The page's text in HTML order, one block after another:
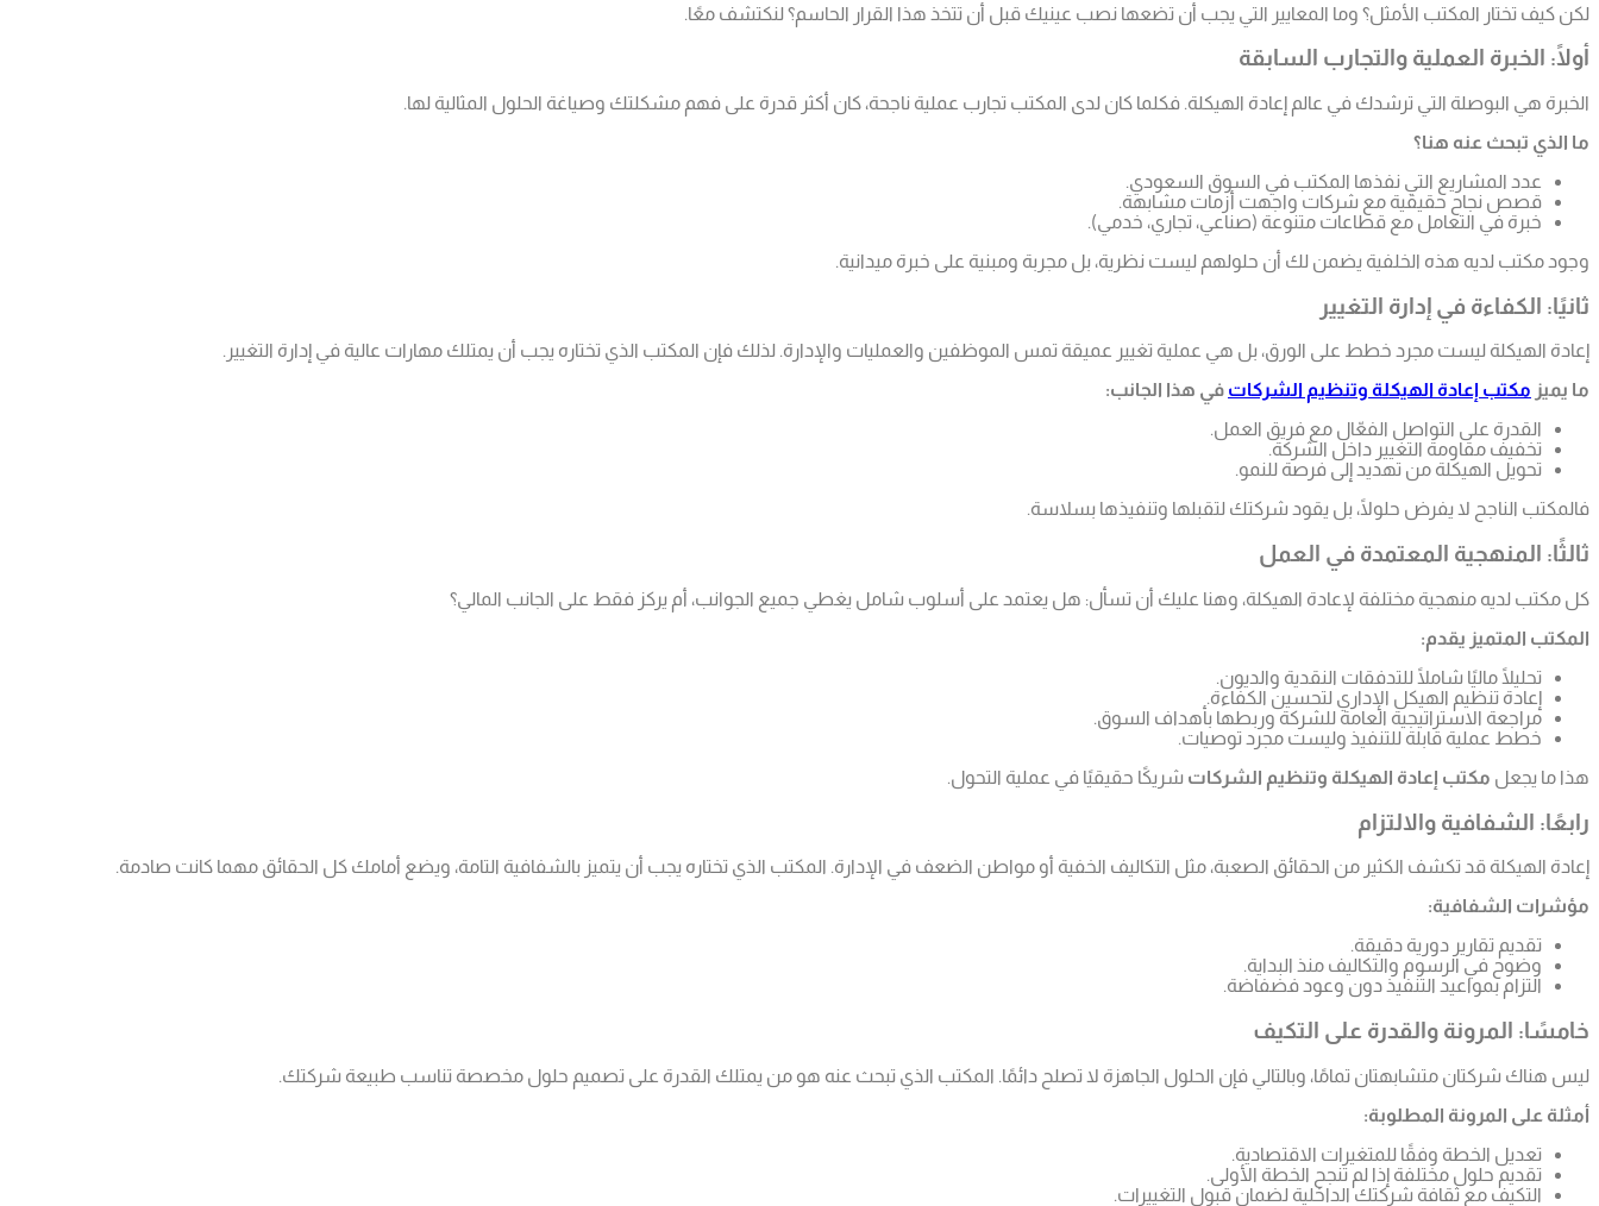
لكن كيف تختار المكتب الأمثل؟ وما المعايير التي يجب أن تضعها نصب عينيك قبل أن تتخذ هذا القرار الحاسم؟ لنكتشف معًا.
أولًا: الخبرة العملية والتجارب السابقة
الخبرة هي البوصلة التي ترشدك في عالم إعادة الهيكلة. فكلما كان لدى المكتب تجارب عملية ناجحة، كان أكثر قدرة على فهم مشكلتك وصياغة الحلول المثالية لها.
ما الذي تبحث عنه هنا؟
عدد المشاريع التي نفذها المكتب في السوق السعودي.
قصص نجاح حقيقية مع شركات واجهت أزمات مشابهة.
خبرة في التعامل مع قطاعات متنوعة (صناعي، تجاري، خدمي).
وجود مكتب لديه هذه الخلفية يضمن لك أن حلولهم ليست نظرية، بل مجربة ومبنية على خبرة ميدانية.
ثانيًا: الكفاءة في إدارة التغيير
إعادة الهيكلة ليست مجرد خطط على الورق، بل هي عملية تغيير عميقة تمس الموظفين والعمليات والإدارة. لذلك فإن المكتب الذي تختاره يجب أن يمتلك مهارات عالية في إدارة التغيير.
ما يميز مكتب إعادة الهيكلة وتنظيم الشركات في هذا الجانب:
القدرة على التواصل الفعّال مع فريق العمل.
تخفيف مقاومة التغيير داخل الشركة.
تحويل الهيكلة من تهديد إلى فرصة للنمو.
فالمكتب الناجح لا يفرض حلولًا، بل يقود شركتك لتقبلها وتنفيذها بسلاسة.
ثالثًا: المنهجية المعتمدة في العمل
كل مكتب لديه منهجية مختلفة لإعادة الهيكلة، وهنا عليك أن تسأل: هل يعتمد على أسلوب شامل يغطي جميع الجوانب، أم يركز فقط على الجانب المالي؟
المكتب المتميز يقدم:
تحليلًا ماليًا شاملًا للتدفقات النقدية والديون.
إعادة تنظيم الهيكل الإداري لتحسين الكفاءة.
مراجعة الاستراتيجية العامة للشركة وربطها بأهداف السوق.
خطط عملية قابلة للتنفيذ وليست مجرد توصيات.
هذا ما يجعل مكتب إعادة الهيكلة وتنظيم الشركات شريكًا حقيقيًا في عملية التحول.
رابعًا: الشفافية والالتزام
إعادة الهيكلة قد تكشف الكثير من الحقائق الصعبة، مثل التكاليف الخفية أو مواطن الضعف في الإدارة. المكتب الذي تختاره يجب أن يتميز بالشفافية التامة، ويضع أمامك كل الحقائق مهما كانت صادمة.
مؤشرات الشفافية:
تقديم تقارير دورية دقيقة.
وضوح في الرسوم والتكاليف منذ البداية.
التزام بمواعيد التنفيذ دون وعود فضفاضة.
خامسًا: المرونة والقدرة على التكيف
ليس هناك شركتان متشابهتان تمامًا، وبالتالي فإن الحلول الجاهزة لا تصلح دائمًا. المكتب الذي تبحث عنه هو من يمتلك القدرة على تصميم حلول مخصصة تناسب طبيعة شركتك.
أمثلة على المرونة المطلوبة:
تعديل الخطة وفقًا للمتغيرات الاقتصادية.
تقديم حلول مختلفة إذا لم تنجح الخطة الأولى.
التكيف مع ثقافة شركتك الداخلية لضمان قبول التغييرات.